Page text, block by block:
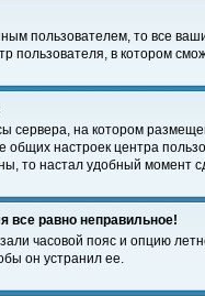
пользователем, то все
пользователя, в котором
сервера, на котором
общих настроек центра
то настал удобный момент
все равно неправильное!
часовой пояс и опцию
он устранил ее.